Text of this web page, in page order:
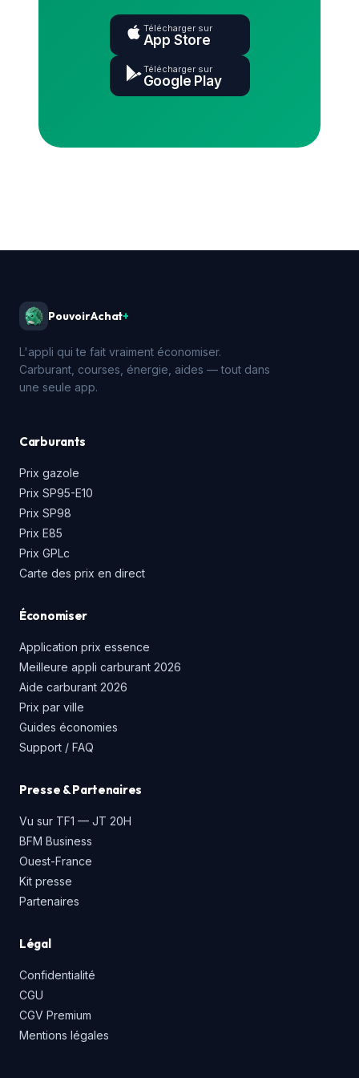
Télécharger sur
App Store
Télécharger sur
Google Play
PouvoirAchat+
L'appli qui te fait vraiment économiser.
Carburant, courses, énergie, aides — tout dans
une seule app.
Carburants
Prix gazole
Prix SP95-E10
Prix SP98
Prix E85
Prix GPLc
Carte des prix en direct
Économiser
Application prix essence
Meilleure appli carburant 2026
Aide carburant 2026
Prix par ville
Guides économies
Support / FAQ
Presse & Partenaires
Vu sur TF1 — JT 20H
BFM Business
Ouest-France
Kit presse
Partenaires
Légal
Confidentialité
CGU
CGV Premium
Mentions légales